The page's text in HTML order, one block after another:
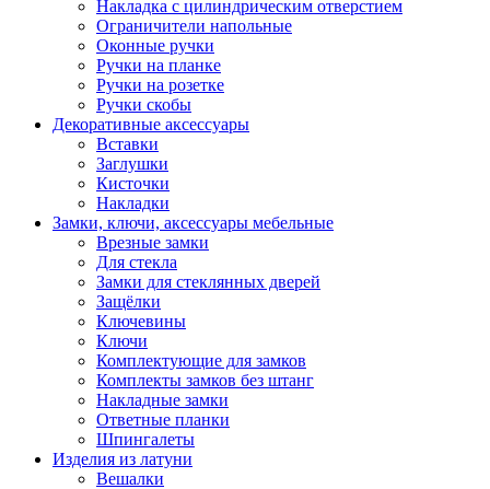
Накладка с цилиндрическим отверстием
Ограничители напольные
Оконные ручки
Ручки на планке
Ручки на розетке
Ручки скобы
Декоративные аксессуары
Вставки
Заглушки
Кисточки
Накладки
Замки, ключи, аксессуары мебельные
Врезные замки
Для стекла
Замки для стеклянных дверей
Защёлки
Ключевины
Ключи
Комплектующие для замков
Комплекты замков без штанг
Накладные замки
Ответные планки
Шпингалеты
Изделия из латуни
Вешалки